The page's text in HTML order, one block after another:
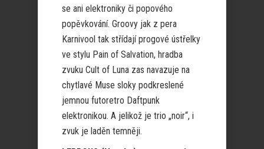
se ani elektroniky či popového
popěvkování. Groovy jak z pera
Karnivool tak střídají progové ústřelky
ve stylu Pain of Salvation, hradba
zvuku Cult of Luna zas navazuje na
chytlavé Muse sloky podkreslené
jemnou futoretro Daftpunk
elektronikou. A jelikož je trio „noir“, i
zvuk je laděn temněji.